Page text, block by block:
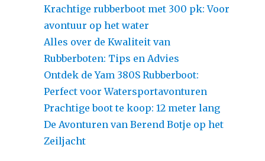
Krachtige rubberboot met 300 pk: Voor
avontuur op het water
Alles over de Kwaliteit van
Rubberboten: Tips en Advies
Ontdek de Yam 380S Rubberboot:
Perfect voor Watersportavonturen
Prachtige boot te koop: 12 meter lang
De Avonturen van Berend Botje op het
Zeiljacht